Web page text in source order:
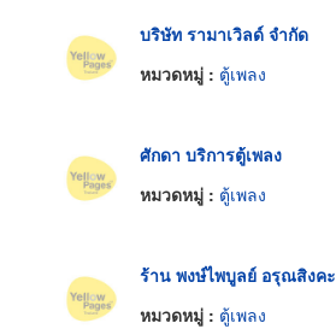
บริษัท รามาเวิลด์ จำกัด
หมวดหมู่ : ตู้เพลง
ศักดา บริการตู้เพลง
หมวดหมู่ : ตู้เพลง
ร้าน พงษ์ไพบูลย์ อรุณสิงคะ
หมวดหมู่ : ตู้เพลง